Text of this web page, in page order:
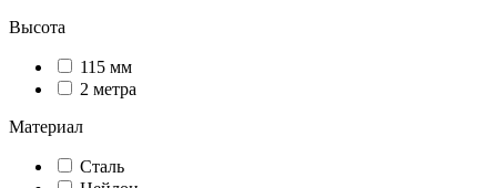
Высота
115 мм
2 метра
Материал
Сталь